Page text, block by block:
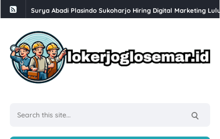
Surya Abadi Plasindo Sukoharjo Hiring Digital Marketing
Loker Admin Marketplace, Sopir di Toko Mebel Jempol
Loker Tenaga Borongan Paking HDPE, Administrasi,
Lowongan Kerja Solo Lulusan SMA Sederajat di Punakawan
Loker Desk Collection Semarang di PT Integritas Prima